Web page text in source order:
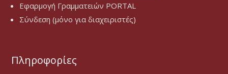
Εφαρμογή Γραμματειών PORTAL
Σύνδεση (μόνο για διαχειριστές)
Πληροφορίες